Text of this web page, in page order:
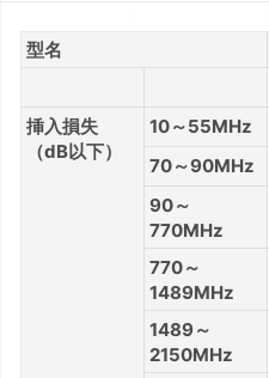
型名
挿入損失
（dB以下）
10～55MHz
70～90MHz
90～
770MHz
770～
1489MHz
1489～
2150MHz